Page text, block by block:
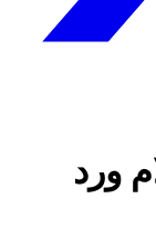
ورد